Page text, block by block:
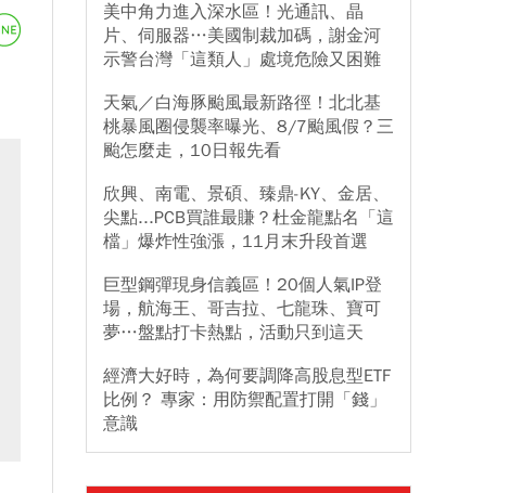
美中角力進入深水區！光通訊、晶
片、伺服器…美國制裁加碼，謝金河
示警台灣「這類人」處境危險又困難
天氣／白海豚颱風最新路徑！北北基
桃暴風圈侵襲率曝光、8/7颱風假？三
颱怎麼走，10日報先看
欣興、南電、景碩、臻鼎-KY、金居、
尖點...PCB買誰最賺？杜金龍點名「這
檔」爆炸性強漲，11月末升段首選
巨型鋼彈現身信義區！20個人氣IP登
場，航海王、哥吉拉、七龍珠、寶可
夢…盤點打卡熱點，活動只到這天
經濟大好時，為何要調降高股息型ETF
比例？ 專家：用防禦配置打開「錢」
意識